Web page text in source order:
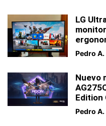
LG
Pedro A.
Nuevo
Edition
Pedro A.